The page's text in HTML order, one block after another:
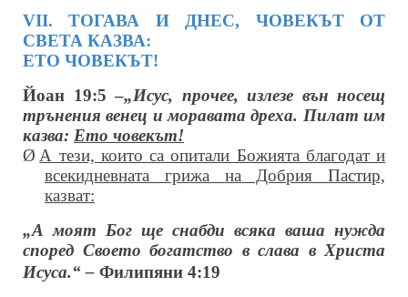
VІІ. ТОГАВА И ДНЕС, ЧОВЕКЪТ ОТ
СВЕТА КАЗВА:
ЕТО ЧОВЕКЪТ!
Йоан 19:5 –„Исус, прочее, излезе вън носещ
трънения венец и моравата дреха. Пилат им
казва: Ето човекът!
Ø А тези, които са опитали Божията благодат и
всекидневната грижа на Добрия Пастир,
казват:
„А моят Бог ще снабди всяка ваша нужда
според Своето богатство в слава в Христа
Исуса.“ – Филипяни 4:19